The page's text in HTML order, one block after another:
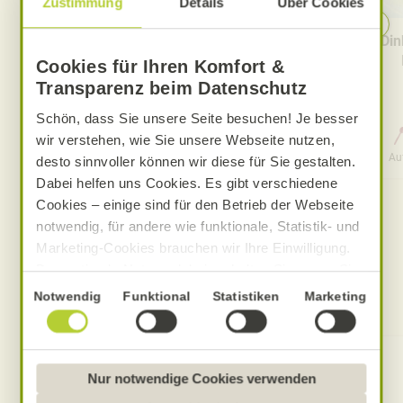
Cookies für Ihren Komfort &
Transparenz beim Datenschutz
Schön, dass Sie unsere Seite besuchen! Je besser
wir verstehen, wie Sie unsere Webseite nutzen,
desto sinnvoller können wir diese für Sie gestalten.
Dabei helfen uns Cookies. Es gibt verschiedene
Cookies – einige sind für den Betrieb der Webseite
notwendig, für andere wie funktionale, Statistik- und
Marketing-Cookies brauchen wir Ihre Einwilligung.
Das optimale Nutzererlebnis erhalten Sie, wenn Sie
„Alle Cookies erlauben“ anklicken. Ihre Einwilligung
umfasst in diesem Fall auch den Einsatz von
Dienstleistern in Drittländern, die kein mit der EU
Sofern personenbezogene Daten dorthin übermittelt
werden, besteht das Risiko, dass diese erfasst und
Einwilligungsauswahl
Notwendig Funktional Statistiken Marketing
Nur notwendige Cookies verwenden
Aufwand
0 Std. 15 Min.
Gesamtzeit
Produkte zum Rezept